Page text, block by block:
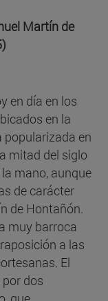
Martín de
en día en los
en la
popularizada en
mitad del siglo
mano, aunque
de carácter
de Hontañón.
muy barroca
a las
El
dos